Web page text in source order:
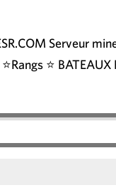
Serveur
⭐Rangs ⭐